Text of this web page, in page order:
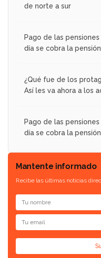
de norte a sur
Pago de las
día se cobra la
¿Qué fue de los
Así les va ahora a los
Pago de las
día se cobra la
Mantente informado
Recibe las últimas noticias